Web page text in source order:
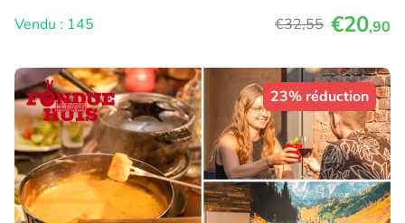
Vendu : 145
€32,55 €20,90
23% réduction